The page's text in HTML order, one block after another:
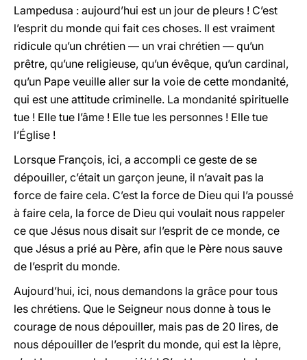
Lampedusa : aujourd’hui est un jour de pleurs ! C’est
l’esprit du monde qui fait ces choses. Il est vraiment
ridicule qu’un chrétien — un vrai chrétien — qu’un
prêtre, qu’une religieuse, qu’un évêque, qu’un cardinal,
qu’un Pape veuille aller sur la voie de cette mondanité,
qui est une attitude criminelle. La mondanité spirituelle
tue ! Elle tue l’âme ! Elle tue les personnes ! Elle tue
l’Église !
Lorsque François, ici, a accompli ce geste de se
dépouiller, c’était un garçon jeune, il n’avait pas la
force de faire cela. C’est la force de Dieu qui l’a poussé
à faire cela, la force de Dieu qui voulait nous rappeler
ce que Jésus nous disait sur l’esprit de ce monde, ce
que Jésus a prié au Père, afin que le Père nous sauve
de l’esprit du monde.
Aujourd’hui, ici, nous demandons la grâce pour tous
les chrétiens. Que le Seigneur nous donne à tous le
courage de nous dépouiller, mais pas de 20 lires, de
nous dépouiller de l’esprit du monde, qui est la lèpre,